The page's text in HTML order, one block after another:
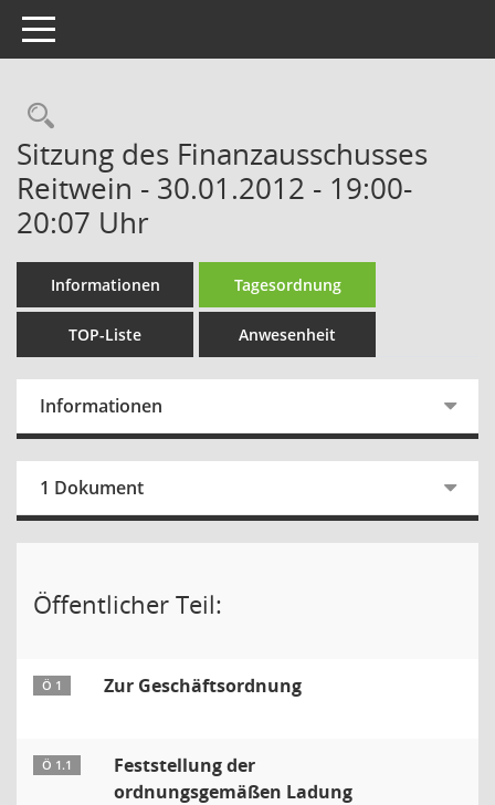
Toggle navigation
Rechercheauswahl
Sitzung des Finanzausschusses
Reitwein - 30.01.2012 - 19:00-
20:07 Uhr
Informationen Tagesordnung
TOP-Liste Anwesenheit
Informationen
1 Dokument
Öffentlicher Teil:
Ö 1 Zur Geschäftsordnung
Ö 1.1
Feststellung der
ordnungsgemäßen Ladung